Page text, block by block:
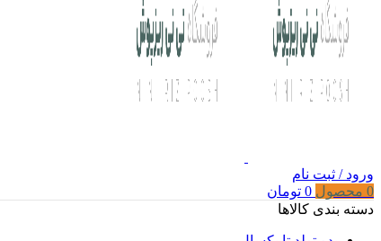
ورود / ثبت نام
0 محصول 0 تومان
دسته بندی کالاها